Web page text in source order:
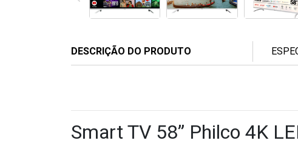
DESCRIÇÃO DO PRODUTO
Smart TV 58” Philco 4K